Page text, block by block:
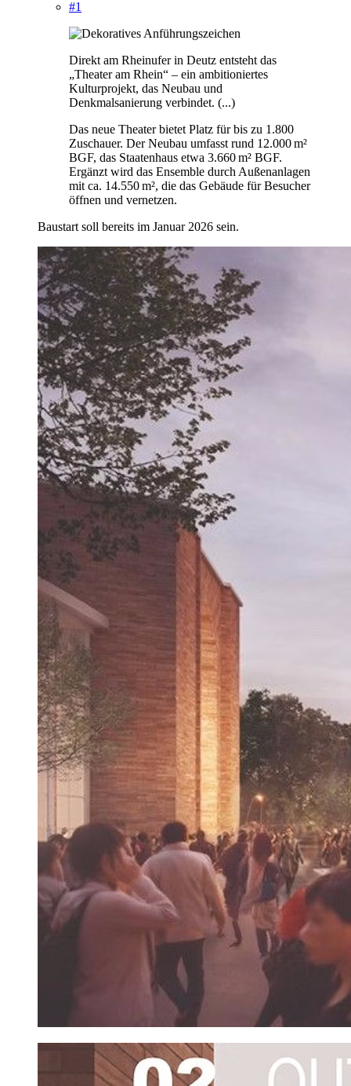
#1
Direkt am Rheinufer in Deutz entsteht das
„Theater am Rhein“ – ein ambitioniertes
Kulturprojekt, das Neubau und
Denkmalsanierung verbindet. (...)
Das neue Theater bietet Platz für bis zu 1.800
Zuschauer. Der Neubau umfasst rund 12.000 m²
BGF, das Staatenhaus etwa 3.660 m² BGF.
Ergänzt wird das Ensemble durch Außenanlagen
mit ca. 14.550 m², die das Gebäude für Besucher
öffnen und vernetzen.
Baustart soll bereits im Januar 2026 sein.